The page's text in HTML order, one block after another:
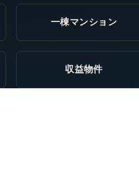
一棟マンション
収益物件